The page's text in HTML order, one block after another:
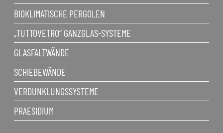
BIOKLIMATISCHE PERGOLEN
„TUTTOVETRO“ GANZGLAS-SYSTEME
GLASFALTWÄNDE
SCHIEBEWÄNDE
VERDUNKLUNGSSYSTEME
PRAESIDIUM